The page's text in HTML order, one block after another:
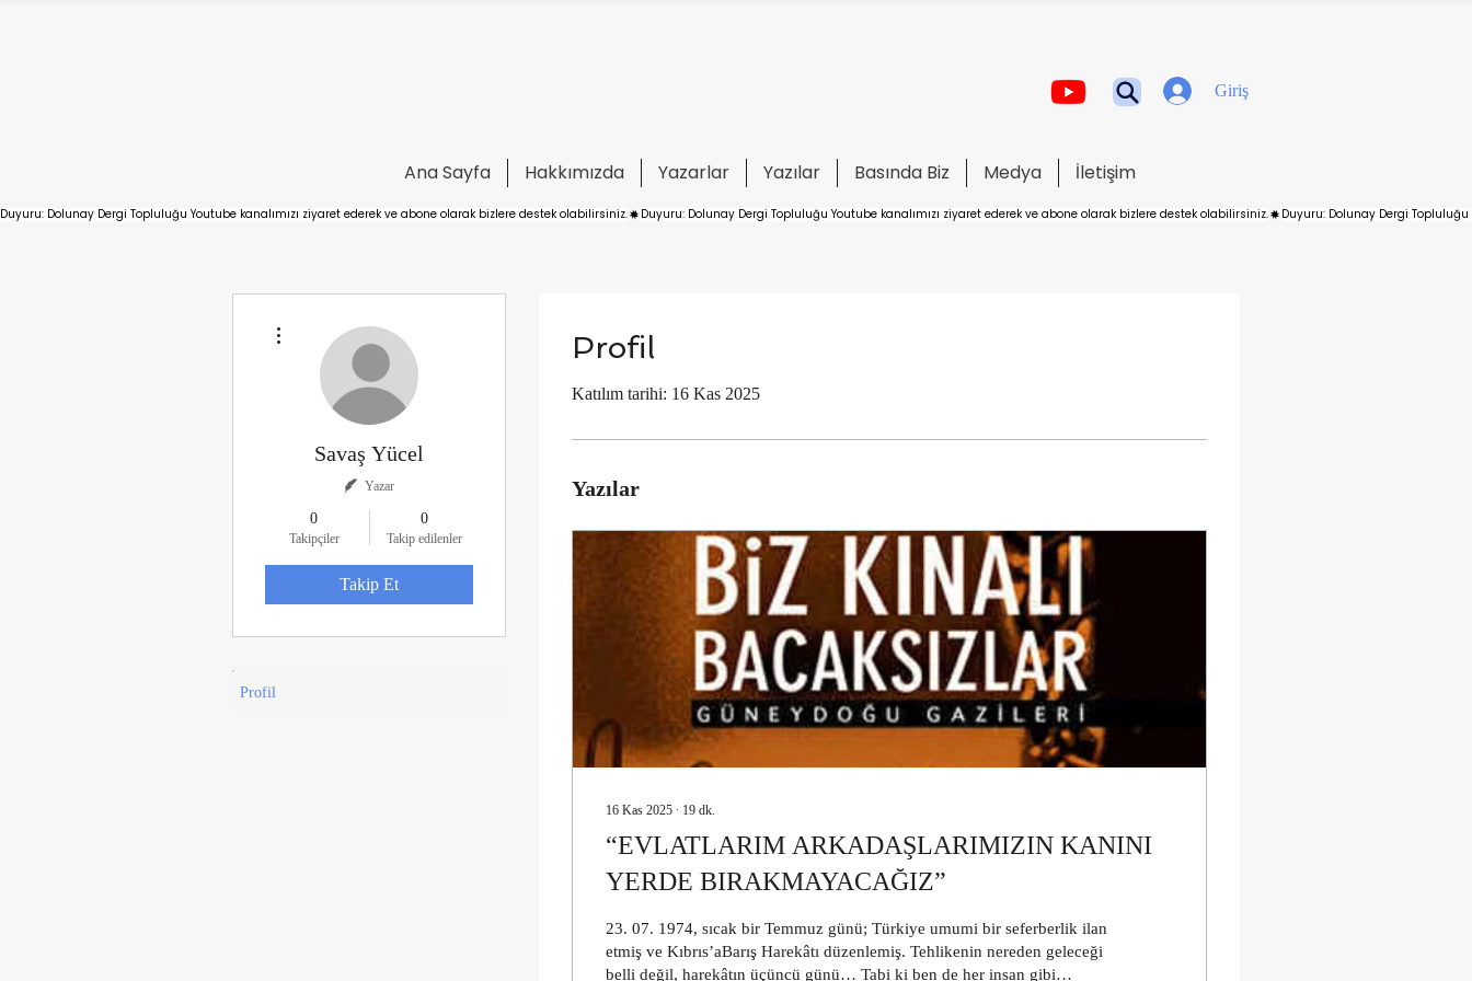
Giriş
Ana Sayfa Hakkımızda Yazarlar Yazılar Basında Biz Medya İletişim
Duyuru: Dolunay Dergi Topluluğu Youtube kanalımızı ziyaret ederek ve abone olarak bizlere destek olabilirsiniz.
Savaş Yücel
Yazar
0
Takipçiler
0
Takip edilenler
Takip Et
Profil
Profil
Katılım tarihi: 16 Kas 2025
Yazılar
16 Kas 2025 ∙ 19 dk.
“EVLATLARIM ARKADAŞLARIMIZIN KANINI
YERDE BIRAKMAYACAĞIZ”
23. 07. 1974, sıcak bir Temmuz günü; Türkiye umumi bir seferberlik ilan
etmiş ve Kıbrıs’aBarış Harekâtı düzenlemiş. Tehlikenin nereden geleceği
belli değil, harekâtın üçüncü günü… Tabi ki ben de her insan gibi